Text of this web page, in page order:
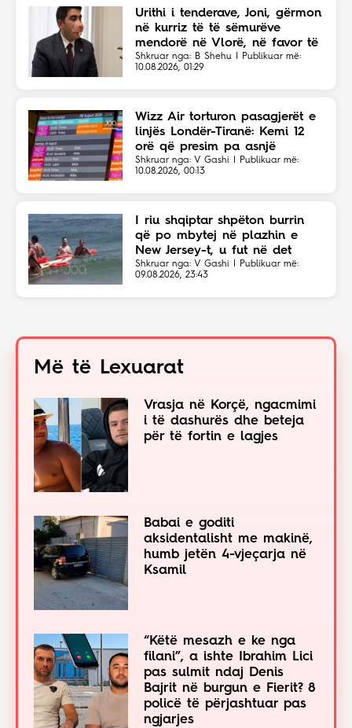
Urithi i tenderave, Joni, gërmon
në kurriz të të sëmurëve
mendorë në Vlorë, në favor të
Eriola Likajt të “Clean Fast”.
Shkruar nga: B Shehu | Publikuar më:
10.08.2026, 01:29
Wizz Air torturon pasagjerët e
linjës Londër-Tiranë: Kemi 12
orë që presim pa asnjë
shpjegim!
Shkruar nga: V Gashi | Publikuar më:
10.08.2026, 00:13
I riu shqiptar shpëton burrin
që po mbytej në plazhin e
New Jersey-t, u fut në det
sapo dëgjoi thirrjet për ndihmë
Shkruar nga: V Gashi | Publikuar më:
09.08.2026, 23:43
Më të Lexuarat
Vrasja në Korçë, ngacmimi
i të dashurës dhe beteja
për të fortin e lagjes
Babai e goditi
aksidentalisht me makinë,
humb jetën 4-vjeçarja në
Ksamil
“Këtë mesazh e ke nga
filani”, a ishte Ibrahim Lici
pas sulmit ndaj Denis
Bajrit në burgun e Fierit? 8
policë të përjashtuar pas
ngjarjes